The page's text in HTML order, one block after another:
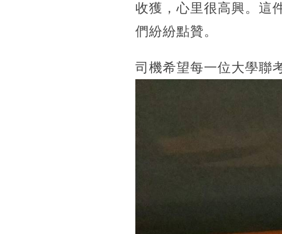
收獲，心里很高興。這
們紛紛點贊。
司機希望每一位大學聯